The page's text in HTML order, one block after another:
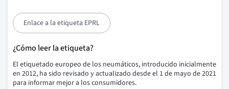
Enlace a la etiqueta EPRL
¿Cómo leer la etiqueta?
El etiquetado europeo de los neumáticos, introducido inicialmente
en 2012, ha sido revisado y actualizado desde el 1 de mayo de 2021
para informar mejor a los consumidores.